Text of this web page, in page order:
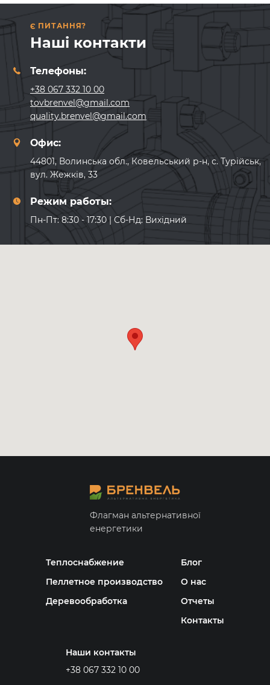
Є ПИТАННЯ?
Наші контакти
Телефоны:
+38 067 332 10 00
tovbrenvel@gmail.com
quality.brenvel@gmail.com
Офис:
44801, Волинська обл., Ковельський р-н, с. Турійськ,
вул. Жежків, 33
Режим работы:
Пн-Пт: 8:30 - 17:30 | Сб-Нд: Вихідний
Флагман альтернативної
енергетики
Теплоснабжение
Пеллетное производство
Деревообработка
Блог
О нас
Отчеты
Контакты
Наши контакты
+38 067 332 10 00